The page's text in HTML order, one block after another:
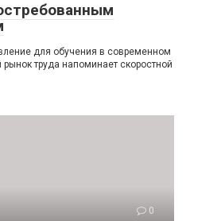
для обучения в современном
труда напоминает скоростной
0